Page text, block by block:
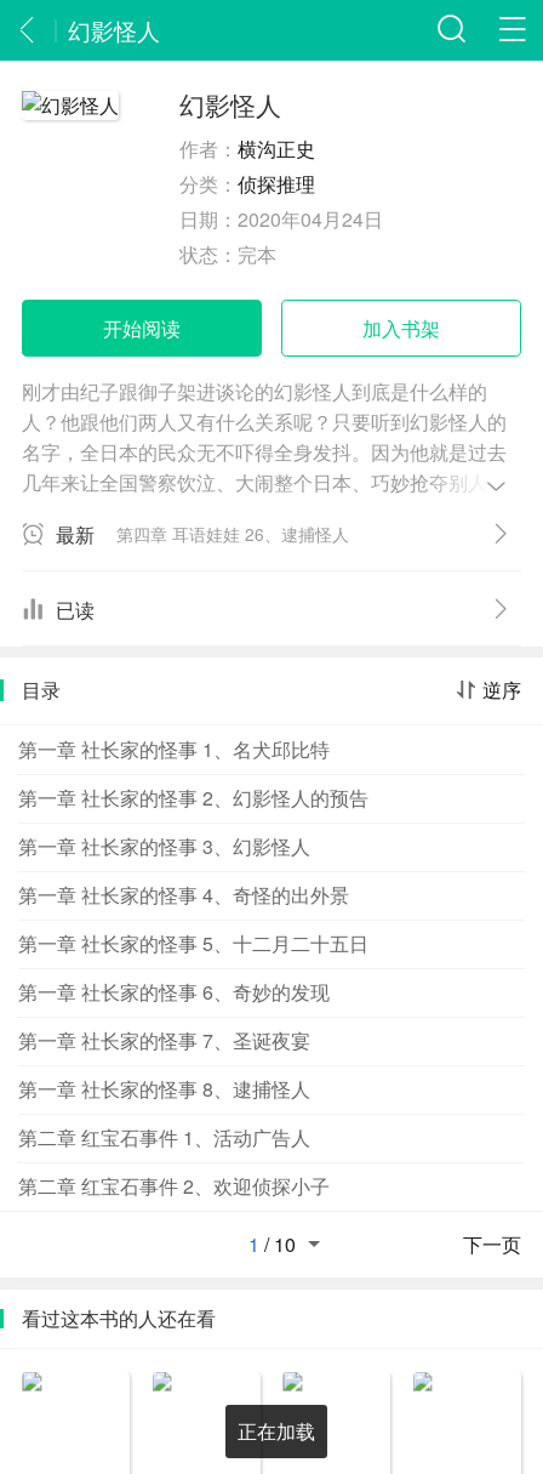
幻影怪人
幻影怪人
作者：横沟正史
分类：侦探推理
日期：2020年04月24日
状态： 完本
开始阅读 加入书架
刚才由纪子跟御子架进谈论的幻影怪人到底是什么样的
人？他跟他们两人又有什么关系呢？只要听到幻影怪人的
名字，全日本的民众无不吓得全身发抖。因为他就是过去
几年来让全国警察饮泣、大闹整个日本、巧妙抢夺别人财
入正在开会的首相官邸，让为数众多的大臣或差役们仿佛
面，然后夺走价格高昂的钻石。他今天会在东京作案，然
把大家耍得团团转。由于这位怪盗行踪神出鬼没，举动有
道坏事做尽的幻影怪人的真实身分，当然也没有人知道他
的藏身之处。他总是突然出现，等到工作一结束，就像幻
影般消失得无影无踪。所以称他为“幻影怪人”实在是再适当
不过了。
最新 第四章 耳语娃娃 26、逮捕怪人
已读
逆序
目录
第一章 社长家的怪事 1、名犬邱比特
第一章 社长家的怪事 2、幻影怪人的预告
第一章 社长家的怪事 3、幻影怪人
第一章 社长家的怪事 4、奇怪的出外景
第一章 社长家的怪事 5、十二月二十五日
第一章 社长家的怪事 6、奇妙的发现
第一章 社长家的怪事 7、圣诞夜宴
第一章 社长家的怪事 8、逮捕怪人
第二章 红宝石事件 1、活动广告人
第二章 红宝石事件 2、欢迎侦探小子
下一页
1 /10
看过这本书的人还在看
正在加载